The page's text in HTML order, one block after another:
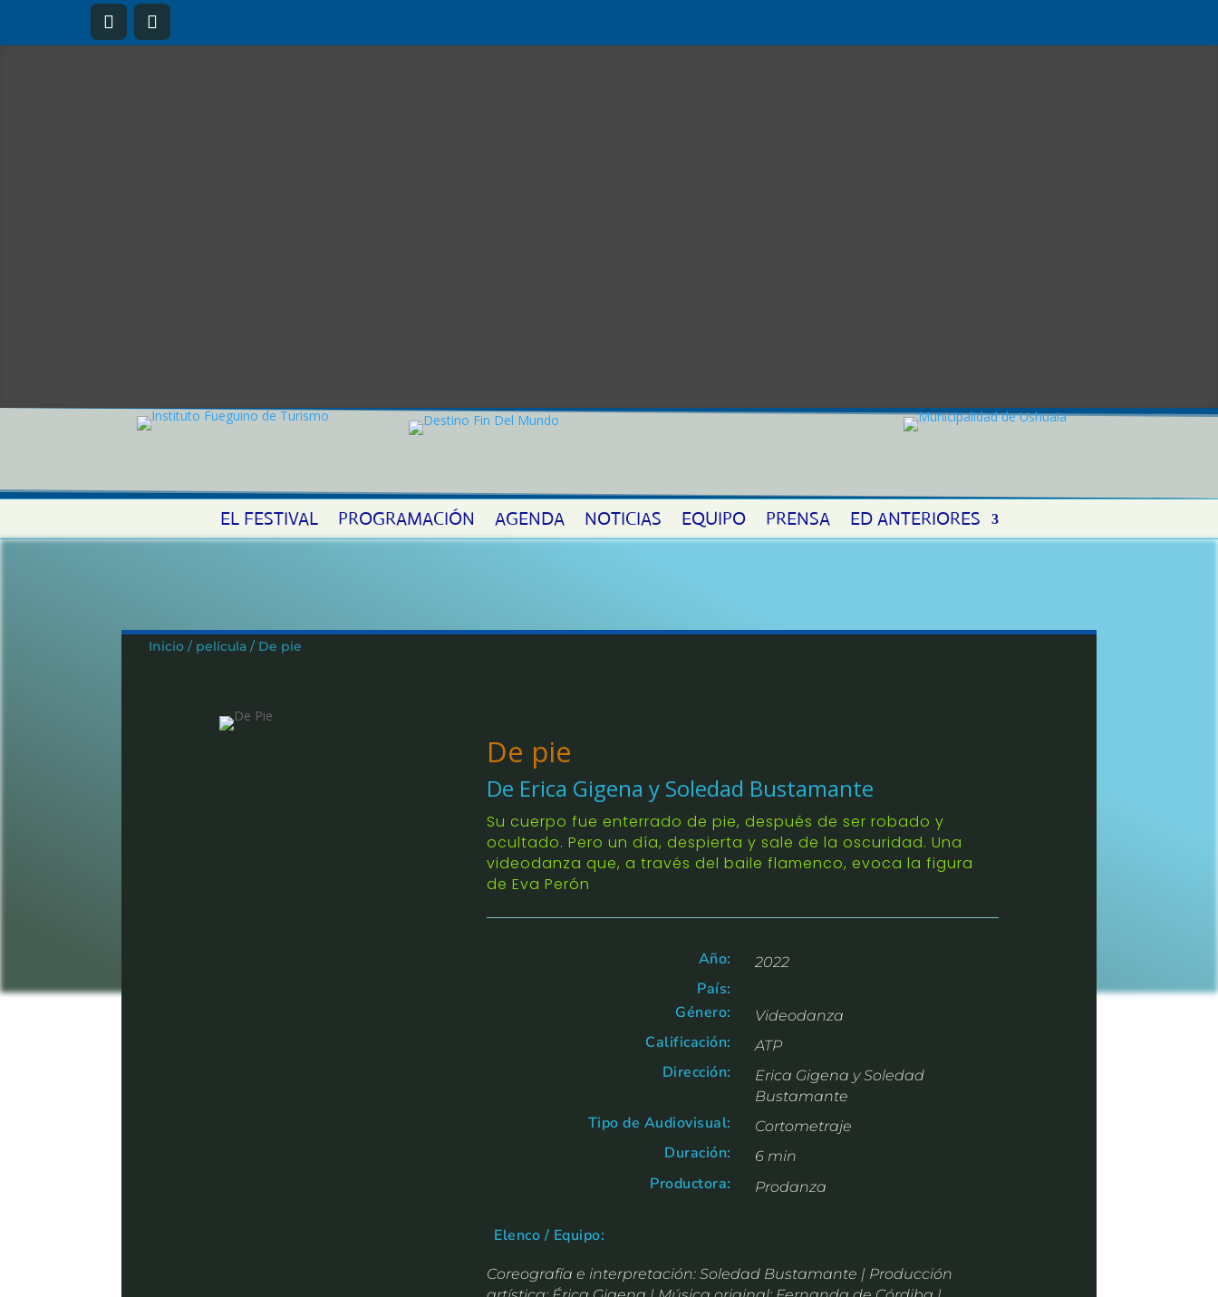
EL FESTIVAL PROGRAMACIÓN AGENDA NOTICIAS EQUIPO PRENSA ED ANTERIORES
Inicio / película / De pie
De pie
De Erica Gigena y Soledad Bustamante
Su cuerpo fue enterrado de pie, después de ser robado y
ocultado. Pero un día, despierta y sale de la oscuridad. Una
videodanza que, a través del baile flamenco, evoca la figura
de Eva Perón
Año: 2022
País:
Género:
Videodanza
Calificación: ATP
Dirección:
Erica Gigena y Soledad
Bustamante
Tipo de Audiovisual: Cortometraje
Duración: 6 min
Productora: Prodanza
Elenco / Equipo:
Coreografía e interpretación: Soledad Bustamante | Producción